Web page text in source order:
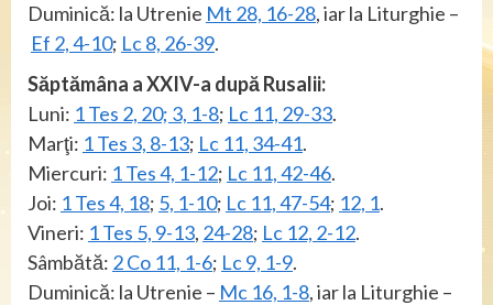
Duminică: la Utrenie Mt 28, 16-28, iar la Liturghie –
Ef 2, 4-10; Lc 8, 26-39.
Săptămâna a XXIV-a după Rusalii:
Luni: 1 Tes 2, 20; 3, 1-8; Lc 11, 29-33.
Marţi: 1 Tes 3, 8-13; Lc 11, 34-41.
Miercuri: 1 Tes 4, 1-12; Lc 11, 42-46.
Joi: 1 Tes 4, 18; 5, 1-10; Lc 11, 47-54; 12, 1.
Vineri: 1 Tes 5, 9-13, 24-28; Lc 12, 2-12.
Sâmbătă: 2 Co 11, 1-6; Lc 9, 1-9.
Duminică: la Utrenie – Mc 16, 1-8, iar la Liturghie –